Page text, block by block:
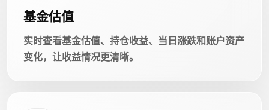
基金估值
实时查看基金估值、持仓收益、当日涨跌和账户资产
变化，让收益情况更清晰。